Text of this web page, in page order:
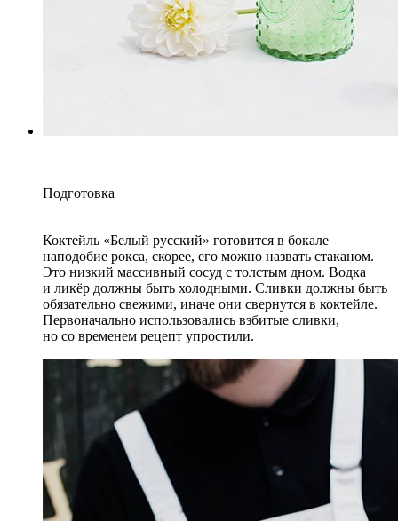
Подготовка
Коктейль «Белый русский» готовится в бокале
наподобие рокса, скорее, его можно назвать стаканом.
Это низкий массивный сосуд с толстым дном. Водка
и ликёр должны быть холодными. Сливки должны быть
обязательно свежими, иначе они свернутся в коктейле.
Первоначально использовались взбитые сливки,
но со временем рецепт упростили.